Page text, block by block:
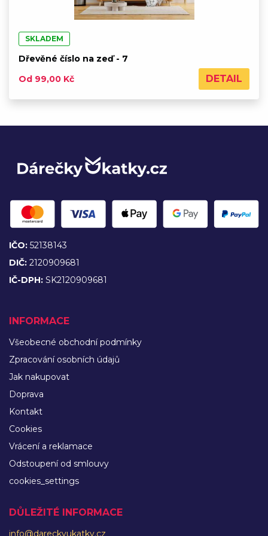
SKLADEM
Dřevěné číslo na zeď - 7
Od 99,00 Kč
DETAIL
IČO: 52138143
DIČ: 2120909681
IČ-DPH: SK2120909681
INFORMACE
Všeobecné obchodní podmínky
Zpracování osobních údajů
Jak nakupovat
Doprava
Kontakt
Cookies
Vrácení a reklamace
Odstoupení od smlouvy
cookies_settings
DŮLEŽITÉ INFORMACE
info@dareckyukatky.cz